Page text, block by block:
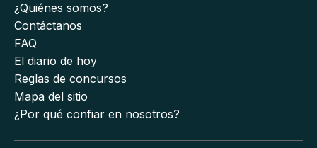
¿Quiénes somos?
Contáctanos
FAQ
El diario de hoy
Reglas de concursos
Mapa del sitio
¿Por qué confiar en nosotros?